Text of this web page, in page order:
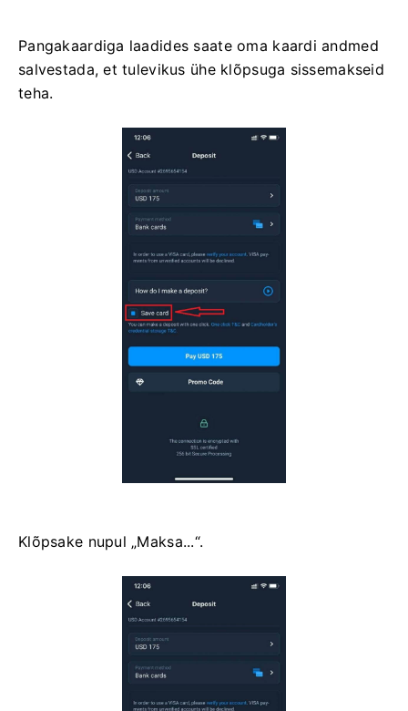
Pangakaardiga laadides saate oma kaardi andmed
salvestada, et tulevikus ühe klõpsuga sissemakseid
teha.
Klõpsake nupul „Maksa...“.